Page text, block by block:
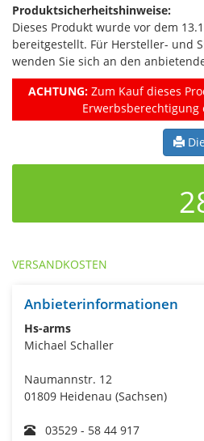
Produktsicherheitshinweise:
Dieses Produkt wurde vor dem
bereitgestellt. Für Hersteller- und
wenden Sie sich an den
ACHTUNG:Zum Kauf dieses
VERSANDKOSTEN
Anbieterinformationen
Hs-arms
Michael Schaller
Naumannstr. 12
01809 Heidenau (Sachsen)
03529 - 58 44 917